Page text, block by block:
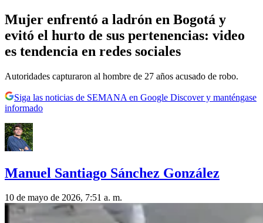
Mujer enfrentó a ladrón en Bogotá y
evitó el hurto de sus pertenencias: video
es tendencia en redes sociales
Autoridades capturaron al hombre de 27 años acusado de robo.
Siga las noticias de SEMANA en Google Discover y manténgase
informado
Manuel Santiago Sánchez González
10 de mayo de 2026, 7:51 a. m.